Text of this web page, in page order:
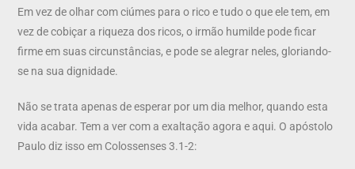
Em vez de olhar com ciúmes para o rico e tudo o que ele tem, em
vez de cobiçar a riqueza dos ricos, o irmão humilde pode ficar
firme em suas circunstâncias, e pode se alegrar neles, gloriando-
se na sua dignidade.
Não se trata apenas de esperar por um dia melhor, quando esta
vida acabar. Tem a ver com a exaltação agora e aqui. O apóstolo
Paulo diz isso em Colossenses 3.1-2: